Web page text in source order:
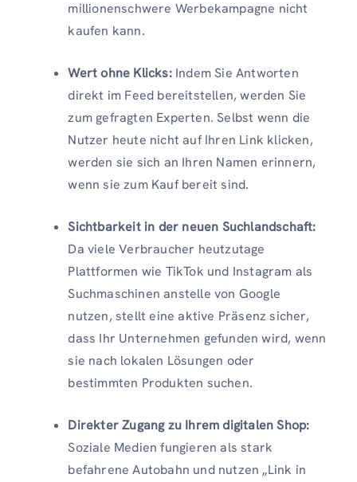
millionenschwere Werbekampagne nicht
kaufen kann.
Wert ohne Klicks:Indem Sie Antworten
direkt im Feed bereitstellen, werden Sie
zum gefragten Experten. Selbst wenn die
Nutzer heute nicht auf Ihren Link klicken,
werden sie sich an Ihren Namen erinnern,
wenn sie zum Kauf bereit sind.
Sichtbarkeit in der neuen Suchlandschaft:
Da viele Verbraucher heutzutage
Plattformen wie TikTok und Instagram als
Suchmaschinen anstelle von Google
nutzen, stellt eine aktive Präsenz sicher,
dass Ihr Unternehmen gefunden wird, wenn
sie nach lokalen Lösungen oder
bestimmten Produkten suchen.
Direkter Zugang zu Ihrem digitalen Shop:
Soziale Medien fungieren als stark
befahrene Autobahn und nutzen „Link in